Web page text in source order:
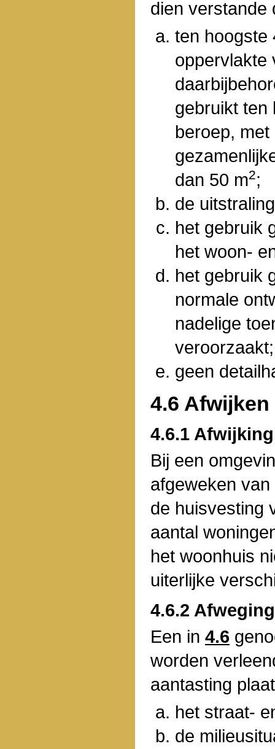
dien verstande
ten hoogste
oppervlakte
gebruikt ten
beroep,
dan 50 m2;
de
het gebruik
het woon-
het gebruik
normale
nadelige
veroorzaakt;
geen
4.6
4.6.1 Afwijking
Bij een
afgeweken
de huisvesting
aantal
het woonhuis
uiterlijke
4.6.2
Een in 4.6
worden
aantasting
het straat-
de